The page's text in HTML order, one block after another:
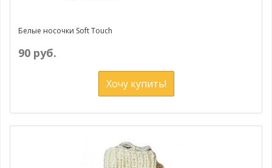
Белые носочки Soft Touch
90 руб.
Хочу купить!